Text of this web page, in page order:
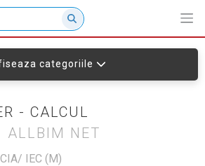
categoriile
- CALCUL
ALLBIM NET
IEC (M)